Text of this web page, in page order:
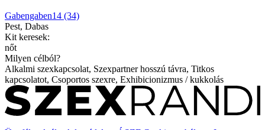
Gabengaben14 (34)
Pest, Dabas
Kit keresek:
nőt
Milyen célból?
Alkalmi szexkapcsolat, Szexpartner hosszú távra, Titkos
kapcsolatot, Csoportos szexre, Exhibicionizmus / kukkolás